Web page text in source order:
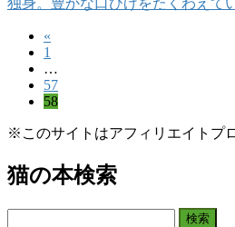
ペ
ジ
送
«
固
定
ペ
ー
ジ
1
…
固
定
ー
57
固
ペ
ジ
58
※このサイトはアフィリエイトプ
猫の本検索